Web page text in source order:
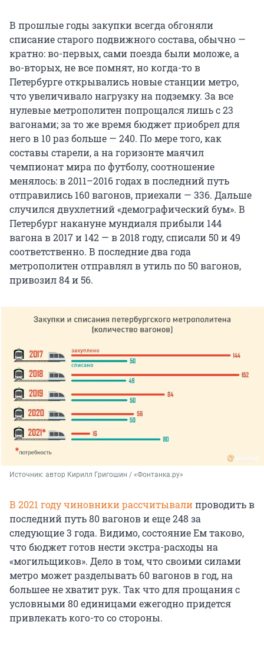
В прошлые годы закупки всегда обгоняли
списание старого подвижного состава, обычно —
кратно: во-первых, сами поезда были моложе, а
во-вторых, не все помнят, но когда-то в
Петербурге открывались новые станции метро,
что увеличивало нагрузку на подземку. За все
нулевые метрополитен попрощался лишь с 23
вагонами; за то же время бюджет приобрел для
него в 10 раз больше — 240. По мере того, как
составы старели, а на горизонте маячил
чемпионат мира по футболу, соотношение
менялось: в 2011–2016 годах в последний путь
отправились 160 вагонов, приехали — 336. Дальше
случился двухлетний «демографический бум». В
Петербург накануне мундиаля прибыли 144
вагона в 2017 и 142 — в 2018 году, списали 50 и 49
соответственно. В последние два года
метрополитен отправлял в утиль по 50 вагонов,
привозил 84 и 56.
Источник: автор Кирилл Григошин / «Фонтанка.ру»
В 2021 году чиновники рассчитывалипроводить в
последний путь 80 вагонов и еще 248 за
следующие 3 года. Видимо, состояние Ем таково,
что бюджет готов нести экстра-расходы на
«могильщиков». Дело в том, что своими силами
метро может разделывать 60 вагонов в год, на
большее не хватит рук. Так что для прощания с
условными 80 единицами ежегодно придется
привлекать кого-то со стороны.